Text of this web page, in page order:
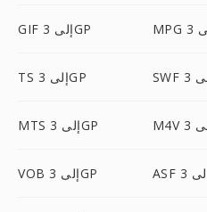
GIF إلى 3GP
TS إلى 3GP
MTS إلى 3GP
VOB إلى 3GP